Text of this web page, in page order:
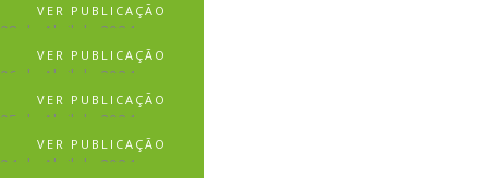
VER PUBLICAÇÃO
08 de Abril de 2024
VER PUBLICAÇÃO
06 de Abril de 2024
VER PUBLICAÇÃO
05 de Abril de 2024
VER PUBLICAÇÃO
04 de Abril de 2024